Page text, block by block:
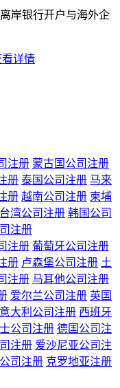
岸银行开户与海外企
看详情
注册 蒙古国公司注册
册 泰国公司注册 马来
册 越南公司注册 柬埔
台湾公司注册 韩国公司
注册
注册 葡萄牙公司注册
册 卢森堡公司注册 土
注册 马耳他公司注册
爱尔兰公司注册 英国
意大利公司注册 西班牙
公司注册 德国公司注
注册 爱沙尼亚公司注
司注册 克罗地亚注册